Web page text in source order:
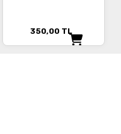
350,00 TL